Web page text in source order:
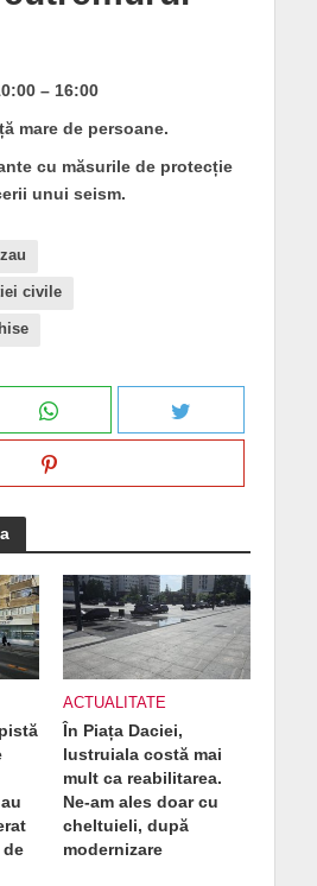
– 16:00
mare de persoane.
cu măsurile de protecție
unui seism.
civile
ACTUALITATE
În Piața Daciei,
lustruiala costă mai
mult ca reabilitarea.
Ne-am ales doar cu
cheltuieli, după
modernizare